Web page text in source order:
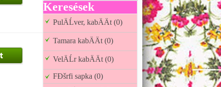
Keresések
PulÄĹver, kabÄÄt (0)
Tamara kabÄÄt (0)
VelÄĹr kabÄÄt (0)
FĐšrfi sapka (0)